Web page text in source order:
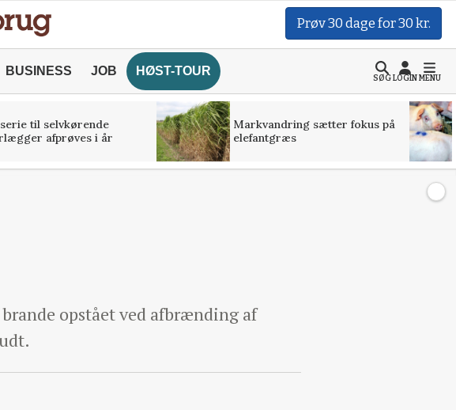
Prøv 30 dage for 30 kr.
BUSINESS JOB HØST-TOUR
SØGLOGINMENU
til selvkørende
afprøves i år
Markvandring sætter fokus på
elefantgræs
opstået ved afbrænding af